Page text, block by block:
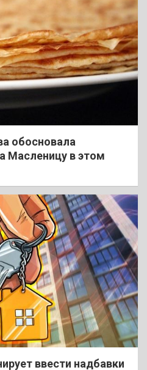
обосновала
Масленицу в этом
ввести надбавки